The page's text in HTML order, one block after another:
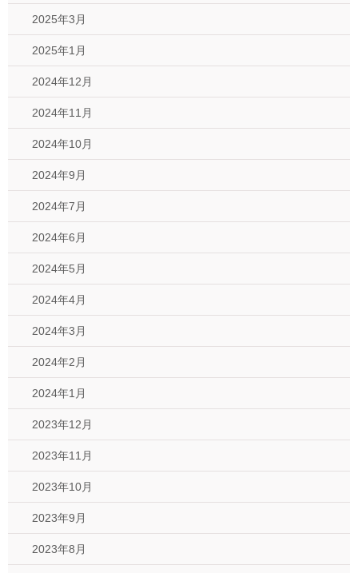
2025年3月
2025年1月
2024年12月
2024年11月
2024年10月
2024年9月
2024年7月
2024年6月
2024年5月
2024年4月
2024年3月
2024年2月
2024年1月
2023年12月
2023年11月
2023年10月
2023年9月
2023年8月